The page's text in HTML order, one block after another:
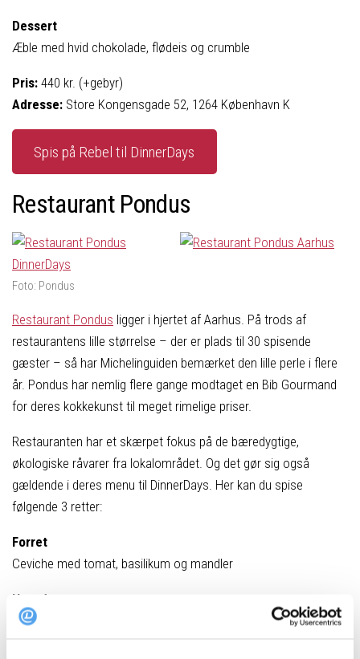
Dessert
Æble med hvid chokolade, flødeis og crumble
Pris: 440 kr. (+gebyr)
Adresse: Store Kongensgade 52, 1264 København K
Spis på Rebel til DinnerDays
Restaurant Pondus
Foto: Pondus
Restaurant Pondus ligger i hjertet af Aarhus. På trods af
restaurantens lille størrelse – der er plads til 30 spisende
gæster – så har Michelinguiden bemærket den lille perle i flere
år. Pondus har nemlig flere gange modtaget en Bib Gourmand
for deres kokkekunst til meget rimelige priser.
Restauranten har et skærpet fokus på de bæredygtige,
økologiske råvarer fra lokalområdet. Og det gør sig også
gældende i deres menu til DinnerDays. Her kan du spise
følgende 3 retter:
Forret
Ceviche med tomat, basilikum og mandler
Hovedret
Gothenborg kylling med blomkål, æggeblomme og Ponzu